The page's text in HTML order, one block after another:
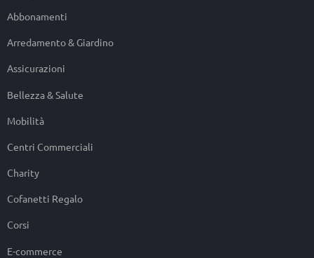
Abbonamenti
Arredamento & Giardino
Assicurazioni
Bellezza & Salute
Mobilità
Centri Commerciali
Charity
Cofanetti Regalo
Corsi
E-commerce